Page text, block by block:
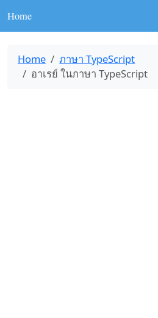
Home
Home
ภาษา TypeScript
อาเรย์ ในภาษา TypeScript